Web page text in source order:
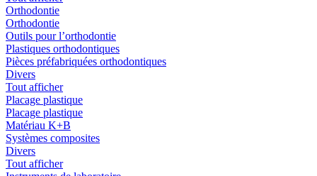
Orthodontie
Orthodontie
Outils pour l’orthodontie
Plastiques orthodontiques
Pièces préfabriquées orthodontiques
Divers
Tout afficher
Placage plastique
Placage plastique
Matériau K+B
Systèmes composites
Divers
Tout afficher